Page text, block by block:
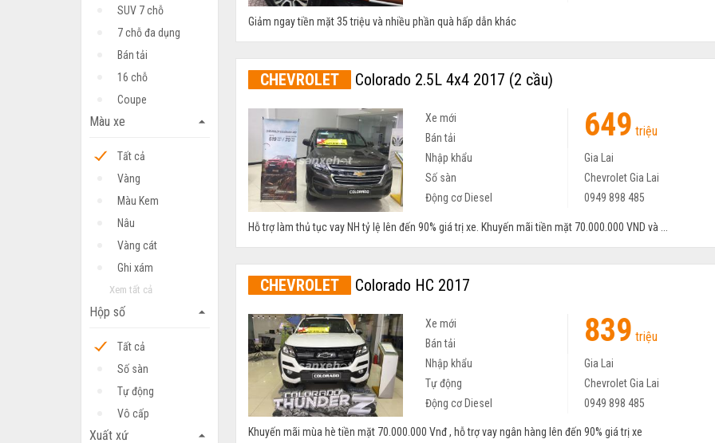
SUV 7 chỗ
7 chỗ đa dụng
Bán tải
16 chỗ
Coupe
arrow_drop_up
Màu xe
Tất cả
Vàng
Màu Kem
Nâu
Vàng cát
Ghi xám
Xem tất cả
arrow_drop_up
Hộp số
Tất cả
Số sàn
Tự động
Vô cấp
arrow_drop_up
Xuất xứ
Giảm ngay tiền mặt 35 triệu và nhiều phần quà hấp dẫn khác
CHEVROLET Colorado 2.5L 4x4 2017 (2 cầu)
Xe mới 649 triệu
Bán tải
Nhập khẩu
Gia Lai
Số sàn
Chevrolet Gia Lai
Động cơ Diesel
0949 898 485
Hỗ trợ làm thủ tục vay NH tỷ lệ lên đến 90% giá trị xe. Khuyến mãi tiền mặt 70.000.000 VND và ...
CHEVROLET Colorado HC 2017
Xe mới 839 triệu
Bán tải
Nhập khẩu
Gia Lai
Tự động
Chevrolet Gia Lai
Động cơ Diesel
0949 898 485
Khuyến mãi mùa hè tiền mặt 70.000.000 Vnđ , hỗ trợ vay ngân hàng lên đến 90% giá trị xe